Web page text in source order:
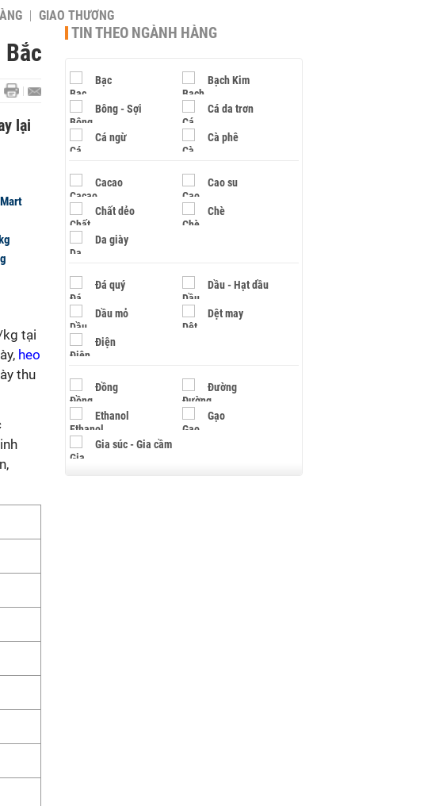
GIAO THƯƠNG
lại
kg tại
heo
thu
TIN THEO NGÀNH HÀNG
Bạc Bạch Kim
Bông - Sợi Cá da trơn
Cá ngừ Cà phê
Cacao Cao su
Chất dẻo Chè
Da giày
Đá quý Dầu - Hạt dầu
Dầu mỏ Dệt may
Điện
Đồng Đường
Ethanol Gạo
Gia súc - Gia cầm